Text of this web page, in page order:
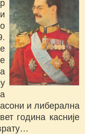
и либерална
година касније